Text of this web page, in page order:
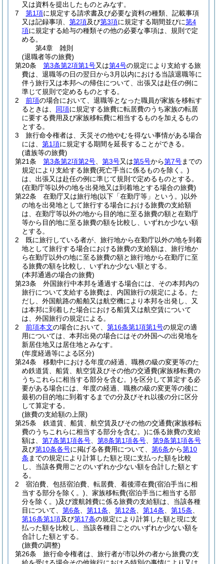
又は資料を提出したものとみなす。
7
第1項に規定する請求書及び必要な資料の種類、記載事項
又は記録事項、 第2項及び第3項に規定する期間並びに第4
項に規定する給与の種類その他の必要な事項は、規則で定
める。
第4章
雑則
(退職者等の旅費)
第20条
第3条第2項第1号又は第4号の規定により支給する旅
費は、退職等の日の翌日から3月以内における当該退職等に
伴う旅行又は本邦への帰住について、出張又は赴任の例に
準じて規則で定めるものとする。
2
前項の場合において、退職等となった職員が家族を移転す
るときは、 同項に規定する旅費に転居費のうち家族の転居
に要する費用及び家族移転費に相当するものを加えるもの
とする。
3
旅行命令権者は、天災その他やむを得ない事情がある場合
には、 第1項に規定する期間を延長することができる。
(遺族等の旅費)
第21条
第3条第2項第2号 第3号又は第5号から第7号までの
規定により支給する旅費(死亡手当に係るものを除く。)
は、出張又は赴任の例に準じて規則で定めるものとする。
(在勤庁等以外の地を出発地又は到着地とする場合の旅費)
第22条
在勤庁又は旅行地(以下「在勤庁等」という。)以外
の地を出発地として旅行する場合における旅費の支給額
は、在勤庁等以外の地から目的地に至る旅費の額と在勤庁
等から目的地に至る旅費の額を比較し、いずれか少ない額
とする。
2
既に旅行している者が、旅行地から在勤庁以外の地を到着
地として旅行する場合における旅費の支給額は、旅行地か
ら在勤庁以外の地に至る旅費の額と旅行地から在勤庁に至
る旅費の額を比較し、いずれか少ない額とする。
(本邦通過の場合の旅費)
第23条
外国旅行中本邦を通過する場合には、その本邦内の
旅行について支給する旅費は、内国旅行の規定による。 た
だし、外国航路の船舶又は航空機により本邦を出発し、又
は本邦に到着した場合における船賃又は航空賃について
は、外国旅行の規定による。
2
前項本文の場合において、 第16条第1項第1号の規定の適
用については、本邦出発の場合にはその外国への出発地を
新居住地又は居住地とみなす。
(年度経過等による区分)
第24条
移動中における年度の経過、職務の級の変更等のた
め鉄道賃、船賃、航空賃及びその他の交通費(家族移転費の
うちこれらに相当する部分を含む。)を区分して算定する必
要がある場合には、年度の経過、職務の級の変更等の後に
最初の目的地に到着するまでの分及びそれ以後の分に区分
して算定する。
(旅費の支給額の上限)
第25条
鉄道賃、船賃、航空賃及びその他の交通費(家族移転
費のうちこれらに相当する部分を含む。)に係る旅費の支給
額は、 第7条第1項各号 第8条第1項各号
第9条第1項各号
及び第10条各号に掲げる各費用について、 第6条から第10
条 までの規定により計算した額と現に支払った額を比較
し、当該各費用ごとのいずれか少ない額を合計した額とす
る。
2
宿泊費、包括宿泊費、転居費、着後滞在費(宿泊手当に相
当する部分を除く。) 、家族移転費(宿泊手当に相当する部
分を除く。)及び渡航雑費に係る旅費の支給額は、当該各種
目について、 第6条 第11条 第12条 第14条 第15条
第16条第1項及び第17条の規定により計算した額と現に支
払った額を比較し、当該各種目ごとのいずれか少ない額を
合計した額とする。
(旅費の調整)
第26条
旅行命令権者は、旅行者が市以外の者から旅費の支